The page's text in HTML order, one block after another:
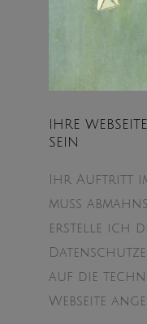
IHRE
SEIN
Ihr Auftritt
muss
erstelle ich
auf die
Webseite